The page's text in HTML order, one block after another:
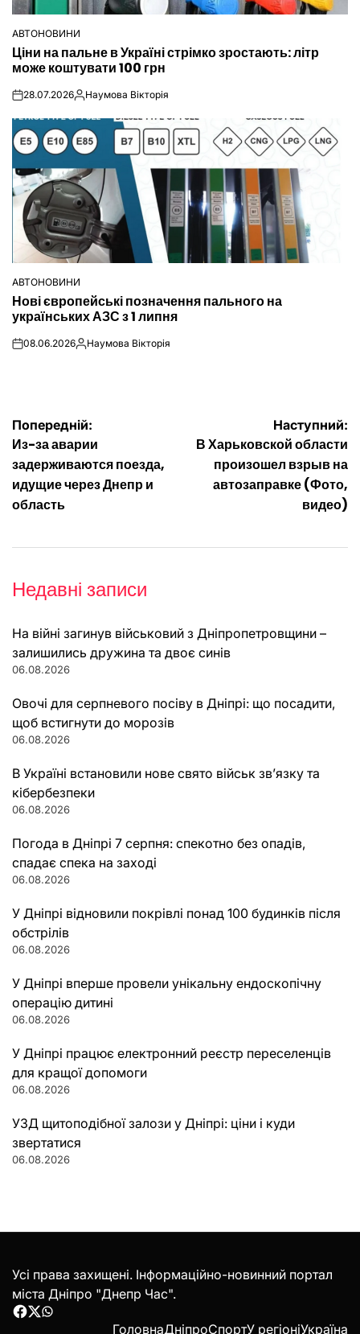
ОПУБЛІКУВАТИ
У
АВТОНОВИНИ
Ціни на пальне в Україні стрімко зростають: літр
може коштувати 100 грн
on28.07.2026Опубліковано
Наумова Вікторія
ОПУБЛІКУВАТИ
У
АВТОНОВИНИ
Нові європейські позначення пального на
українських АЗС з 1 липня
on08.06.2026Опубліковано
Наумова Вікторія
Навігація
записів
Попередній:
Из-за аварии
задерживаются поезда,
идущие через Днепр и
область
Наступний:
В Харьковской области
произошел взрыв на
автозаправке (Фото,
видео)
Недавні записи
На війні загинув військовий з Дніпропетровщини –
залишились дружина та двоє синів
06.08.2026
Овочі для серпневого посіву в Дніпрі: що посадити,
щоб встигнути до морозів
06.08.2026
В Україні встановили нове свято військ зв’язку та
кібербезпеки
06.08.2026
Погода в Дніпрі 7 серпня: спекотно без опадів,
спадає спека на заході
06.08.2026
У Дніпрі відновили покрівлі понад 100 будинків після
обстрілів
06.08.2026
У Дніпрі вперше провели унікальну ендоскопічну
операцію дитині
06.08.2026
У Дніпрі працює електронний реєстр переселенців
для кращої допомоги
06.08.2026
УЗД щитоподібної залози у Дніпрі: ціни і куди
звертатися
06.08.2026
Усі права захищені. Інформаційно-новинний портал
міста Дніпро "Днепр Час".
Facebook
Twitter
WhatsApp
ГоловнаДніпроСпортУ регіоніУкраїна